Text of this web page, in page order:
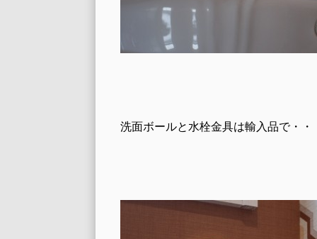
洗面ボールと水栓金具は輸入品で・・